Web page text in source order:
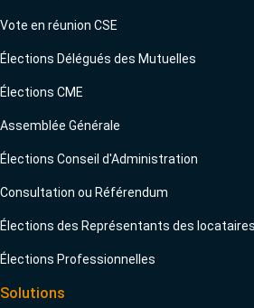
Vote en réunion CSE
Élections Délégués des Mutuelles
Élections CME
Assemblée Générale
Élections Conseil d'Administration
Consultation ou Référendum
Élections des Représentants des locataires
Élections Professionnelles
Solutions